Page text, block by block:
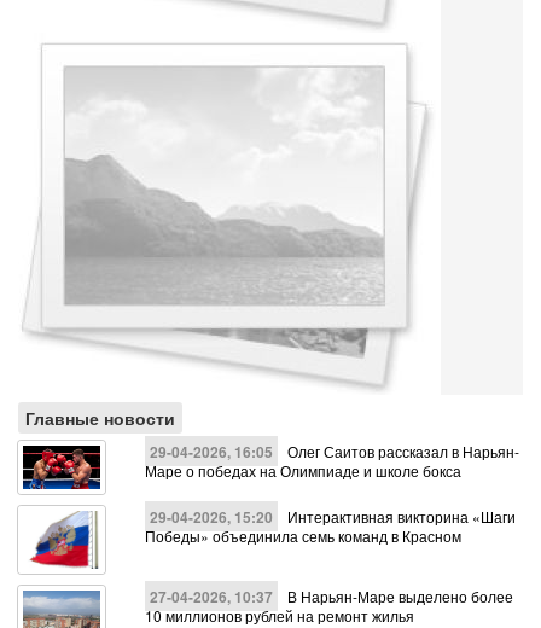
Главные новости
29-04-2026, 16:05
Олег Саитов рассказал в Нарьян-
Маре о победах на Олимпиаде и школе бокса
29-04-2026, 15:20
Интерактивная викторина «Шаги
Победы» объединила семь команд в Красном
27-04-2026, 10:37
В Нарьян-Маре выделено более
10 миллионов рублей на ремонт жилья